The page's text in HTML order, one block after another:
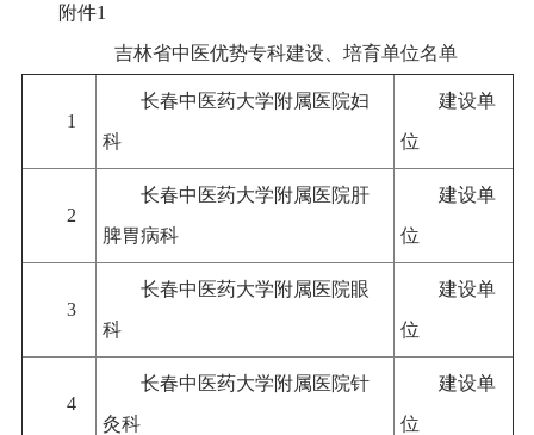
附件1
吉林省中医优势专科建设、培育单位名单
1
长春中医药大学附属医院妇
科
建设单
位
2
长春中医药大学附属医院肝
脾胃病科
建设单
位
3
长春中医药大学附属医院眼
科
建设单
位
4
长春中医药大学附属医院针
灸科
建设单
位